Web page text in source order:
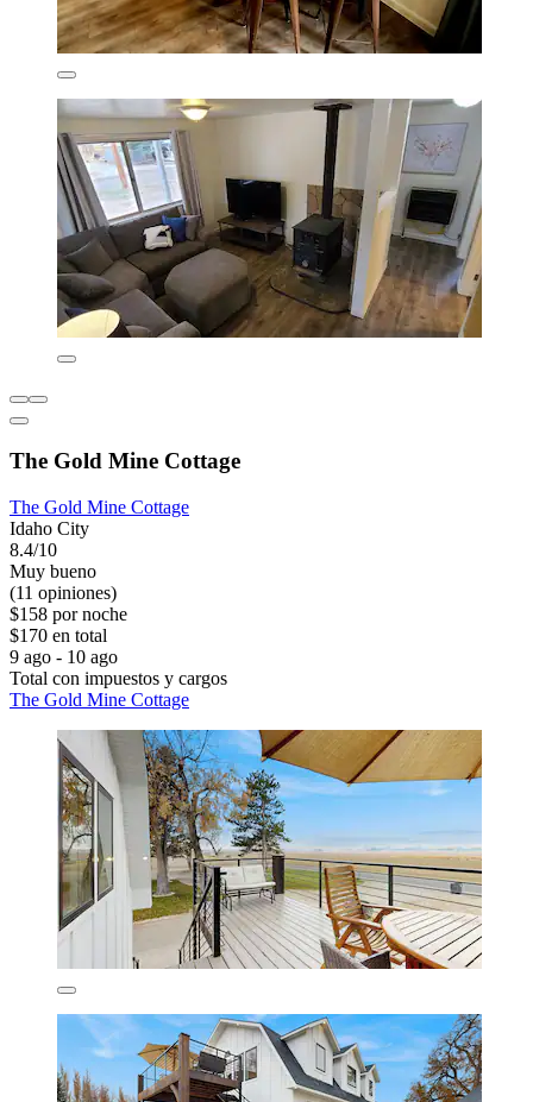
The Gold Mine Cottage
The Gold Mine Cottage
Idaho City
8.4/10
Muy bueno
(11 opiniones)
$158 por noche
$170 en total
9 ago - 10 ago
Total con impuestos y cargos
The Gold Mine Cottage